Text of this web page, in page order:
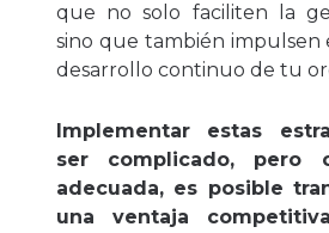
que no solo faciliten la
sino que también impulsen
desarrollo continuo de tu
Implementar estas
ser complicado, pero
adecuada, es posible
una ventaja